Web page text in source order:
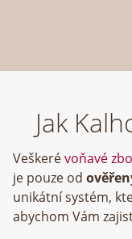
Jak
Veškerévoňavé
je pouze od
unikátní systém,
abychom Vám